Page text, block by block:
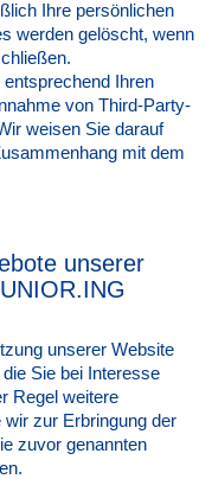
Ihre persönlichen
werden gelöscht, wenn
Ihren
von Third-Party-
weisen Sie darauf
mit dem
unserer
unserer Website
Sie bei Interesse
Regel weitere
wir zur Erbringung der
zuvor genannten